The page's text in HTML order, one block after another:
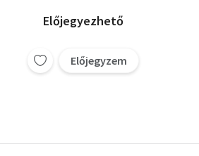
Előjegyezhető
Előjegyzem